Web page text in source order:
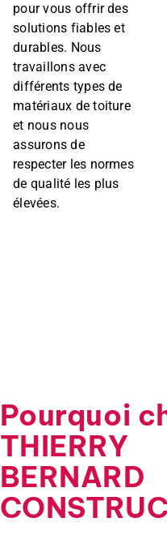
pour vous offrir des
solutions fiables et
durables. Nous
travaillons avec
différents types de
matériaux de toiture
et nous nous
assurons de
respecter les normes
de qualité les plus
élevées.
Pourquoi
THIERRY
BERNARD